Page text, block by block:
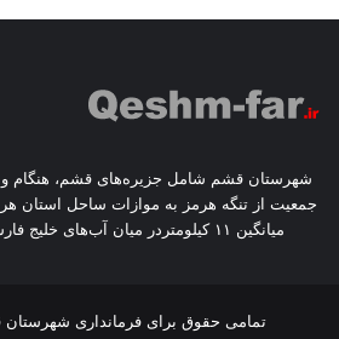
میانگین ۱۱ کیلومتردر میان آب‌های خلیج فارس گسترده شده است.
تمامی حقوق برایفرمانداری